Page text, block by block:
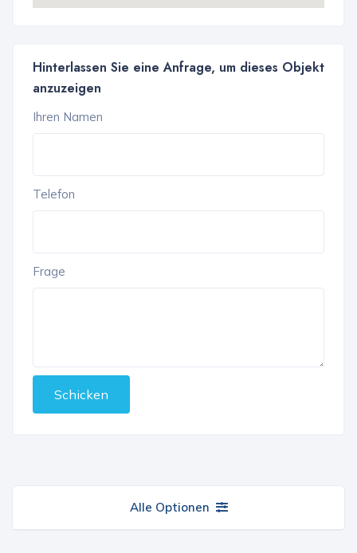
Hinterlassen Sie eine Anfrage, um dieses Objekt
anzuzeigen
Ihren Namen
Telefon
Frage
Schicken
Alle Optionen